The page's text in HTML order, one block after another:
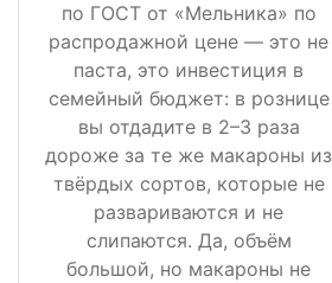
по ГОСТ от «Мельника» по
распродажной цене — это не
паста, это инвестиция в
семейный бюджет: в рознице
вы отдадите в 2–3 раза
дороже за те же макароны из
твёрдых сортов, которые не
развариваются и не
слипаются. Да, объём
большой, но макароны не